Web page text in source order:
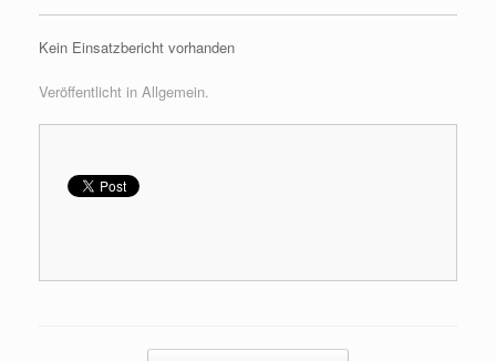
Kein Einsatzbericht vorhanden
Veröffentlicht in Allgemein.